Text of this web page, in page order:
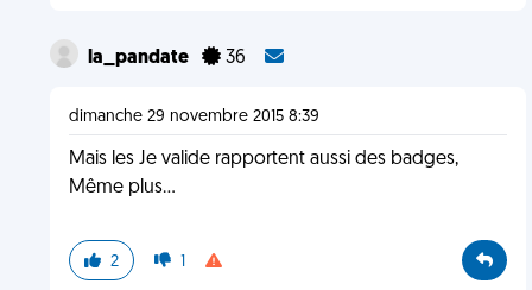
la_pandate 36
dimanche 29 novembre 2015 8:39
Mais les Je valide rapportent aussi des badges,
Même plus...
2 1